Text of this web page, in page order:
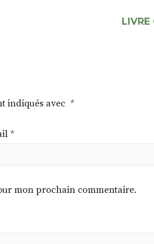
LIVRE
indiqués avec *
*
mon prochain commentaire.